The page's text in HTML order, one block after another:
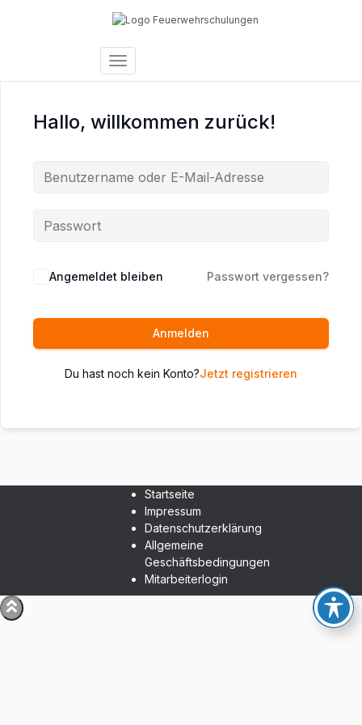
Toggle
Hallo, willkommen zurück!
Angemeldet bleiben Passwort vergessen?
Anmelden
Du hast noch kein Konto?Jetzt registrieren
Startseite
Impressum
Datenschutzerklärung
Allgemeine
Geschäftsbedingungen
Mitarbeiterlogin